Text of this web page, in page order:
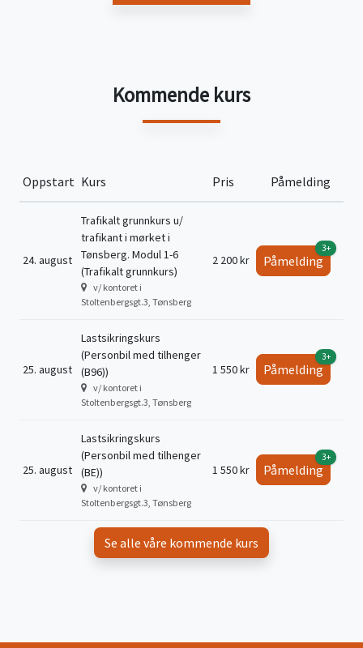
Kommende kurs
Oppstart Kurs Pris Påmelding
24. august
Trafikalt grunnkurs u/
trafikant i mørket i
Tønsberg. Modul 1-6
(Trafikalt grunnkurs)
v/ kontoret i
Stoltenbergsgt.3, Tønsberg
2 200 kr Påmelding
3+
25. august
Lastsikringskurs
(Personbil med tilhenger
(B96))
v/ kontoret i
Stoltenbergsgt.3, Tønsberg
1 550 kr Påmelding
3+
25. august
Lastsikringskurs
(Personbil med tilhenger
(BE))
v/ kontoret i
Stoltenbergsgt.3, Tønsberg
1 550 kr Påmelding
3+
Se alle våre kommende kurs